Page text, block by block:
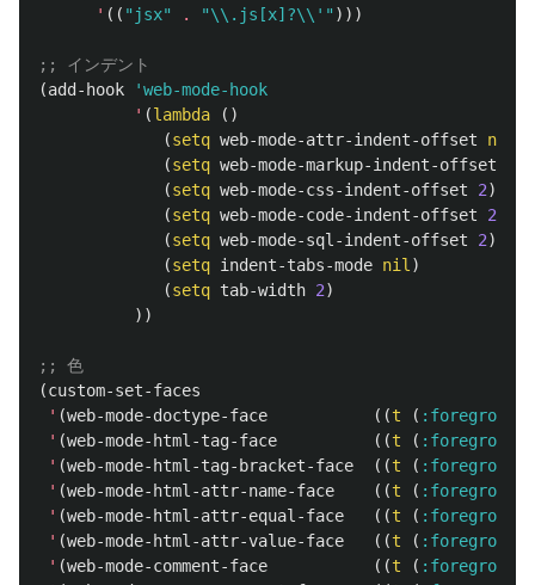
' (( "jsx" . "\\.js[x]?\\'" )))
;; インデント
(add-hook
'web-mode-hook
' (lambda
()
(setq web-mode-attr-indent-offset nil
(setq web-mode-markup-indent-offset
(setq web-mode-css-indent-offset 2)
(setq web-mode-code-indent-offset 2
(setq web-mode-sql-indent-offset 2)
(setq indent-tabs-mode nil )
(setq tab-width 2)
))
;; 色
(custom-set-faces
' (web-mode-doctype-face ((t ( :foreground
' (web-mode-html-tag-face ((t ( :foreground
' (web-mode-html-tag-bracket-face ((t ( :foreground
' (web-mode-html-attr-name-face ((t ( :foreground
' (web-mode-html-attr-equal-face ((t ( :foreground
' (web-mode-html-attr-value-face ((t ( :foreground
' (web-mode-comment-face ((t ( :foreground